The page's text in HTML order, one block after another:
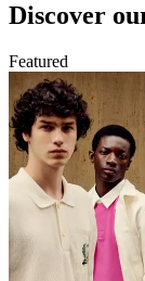
Discover
Featured